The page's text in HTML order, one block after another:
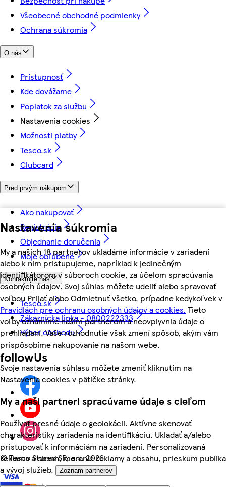
Nastavenia súkromia
My a našich 18 partnerov ukladáme informácie v zariadení
alebo k nim pristupujeme, napríklad k jedinečným
identifikátorom v súboroch cookie, za účelom spracúvania
osobných údajov. Svoj súhlas môžete udeliť alebo spravovať
voľbou Prijať alebo Odmietnuť všetko, prípadne kedykoľvek v
Pravidlách pre ochranu osobných údajov a cookies. Tieto
voľby oznámime našim partnerom a neovplyvnia údaje o
prehliadaní. Vaše rozhodnutie však zmení spôsob, akým vám
prispôsobíme nakupovanie na našom webe.
Svoje nastavenia súhlasu môžete zmeniť kliknutím na
Nastavenia cookies v pätičke stránky.
My a naši partneri spracúvame údaje s cieľom
Používať presné údaje o geolokácii. Aktívne skenovať
charakteristiky zariadenia na identifikáciu. Ukladať a/alebo
pristupovať k informáciám na zariadení. Personalizovaná
reklama a obsah, meranie reklamy a obsahu, prieskum publika
a vývoj služieb.
Zoznam partnerov
Všeobecné obchodné podmienky
Ochrana súkromia
O nás
Prístupnosť
Kde dovážame
Poplatok za službu
Nastavenia cookies
Možnosti platby
Tesco.sk
Clubcard
Pred prvým nákupom
Ako nakupovať
Registrácia
Objednanie doručenia
Moje obľúbené
Kontaktujte nás
Tesco.sk
Zákaznícka linka - 0800222333
Výber obchodu
followUs
©Tesco Stores SR, a.s. 2026